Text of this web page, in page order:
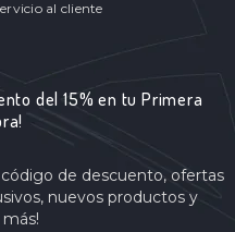
al cliente
del 15% en tu Primera
de descuento, ofertas
nuevos productos y